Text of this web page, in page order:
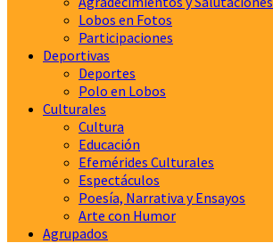
Lobos en Fotos
Participaciones
Deportivas
Deportes
Polo en Lobos
Culturales
Cultura
Educación
Efemérides Culturales
Espectáculos
Poesía, Narrativa y Ensayos
Arte con Humor
Agrupados